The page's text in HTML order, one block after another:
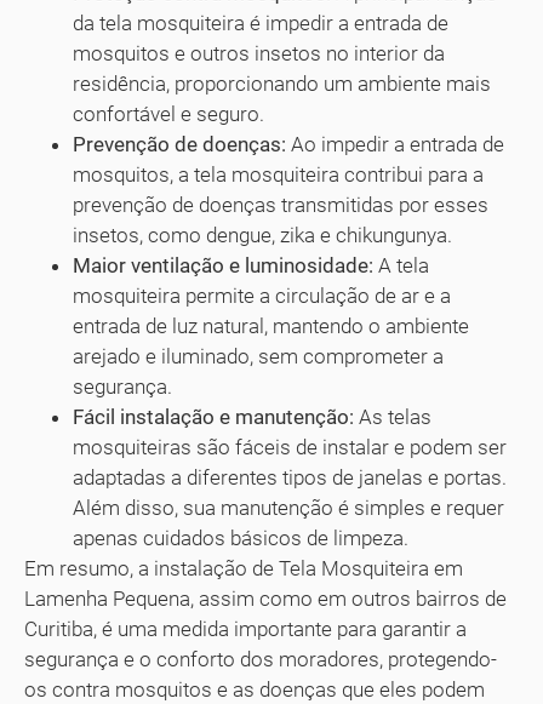
da tela mosquiteira é impedir a entrada de
mosquitos e outros insetos no interior da
residência, proporcionando um ambiente mais
confortável e seguro.
Prevenção de doenças: Ao impedir a entrada de
mosquitos, a tela mosquiteira contribui para a
prevenção de doenças transmitidas por esses
insetos, como dengue, zika e chikungunya.
Maior ventilação e luminosidade: A tela
mosquiteira permite a circulação de ar e a
entrada de luz natural, mantendo o ambiente
arejado e iluminado, sem comprometer a
segurança.
Fácil instalação e manutenção: As telas
mosquiteiras são fáceis de instalar e podem ser
adaptadas a diferentes tipos de janelas e portas.
Além disso, sua manutenção é simples e requer
apenas cuidados básicos de limpeza.
Em resumo, a instalação de Tela Mosquiteira em
Lamenha Pequena, assim como em outros bairros de
Curitiba, é uma medida importante para garantir a
segurança e o conforto dos moradores, protegendo-
os contra mosquitos e as doenças que eles podem